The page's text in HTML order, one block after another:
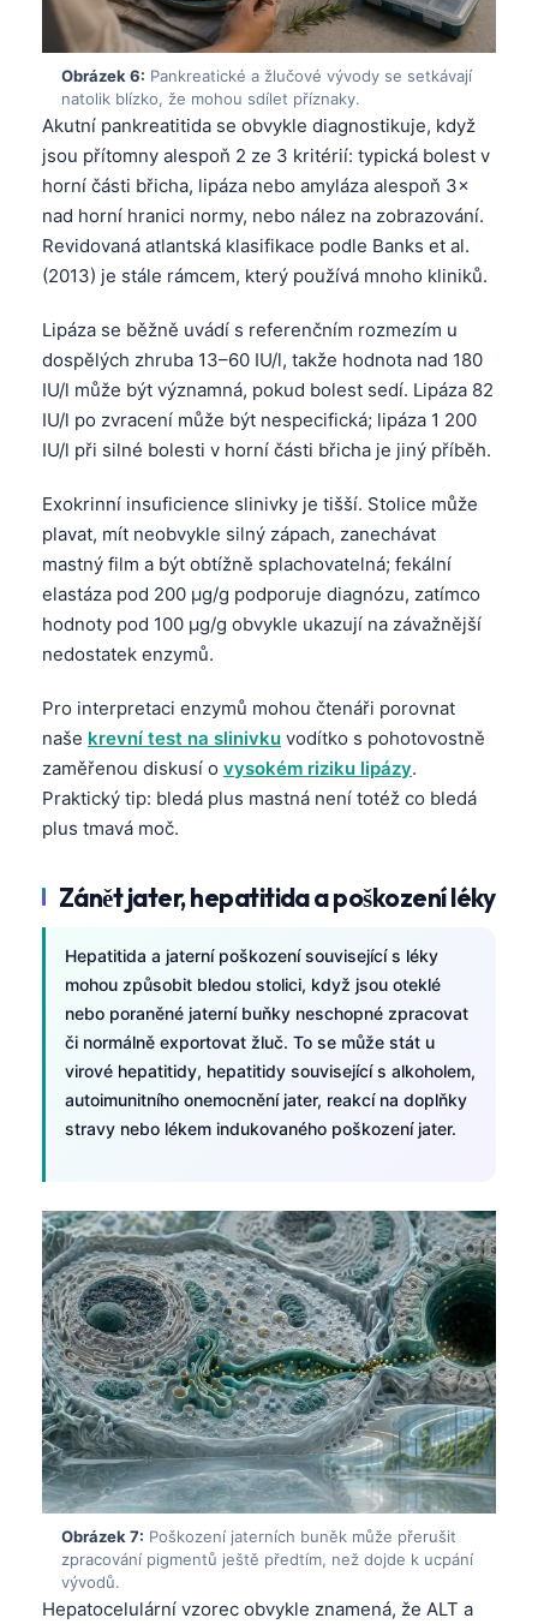
Obrázek 6: Pankreatické a žlučové vývody se setkávají
natolik blízko, že mohou sdílet příznaky.
Akutní pankreatitida se obvykle diagnostikuje, když
jsou přítomny alespoň 2 ze 3 kritérií: typická bolest v
horní části břicha, lipáza nebo amyláza alespoň 3×
nad horní hranici normy, nebo nález na zobrazování.
Revidovaná atlantská klasifikace podle Banks et al.
(2013) je stále rámcem, který používá mnoho kliniků.
Lipáza se běžně uvádí s referenčním rozmezím u
dospělých zhruba 13–60 IU/l, takže hodnota nad 180
IU/l může být významná, pokud bolest sedí. Lipáza 82
IU/l po zvracení může být nespecifická; lipáza 1 200
IU/l při silné bolesti v horní části břicha je jiný příběh.
Exokrinní insuficience slinivky je tišší. Stolice může
plavat, mít neobvykle silný zápach, zanechávat
mastný film a být obtížně splachovatelná; fekální
elastáza pod 200 µg/g podporuje diagnózu, zatímco
hodnoty pod 100 µg/g obvykle ukazují na závažnější
nedostatek enzymů.
Pro interpretaci enzymů mohou čtenáři porovnat
naše krevní test na slinivku vodítko s pohotovostně
zaměřenou diskusí o vysokém riziku lipázy.
Praktický tip: bledá plus mastná není totéž co bledá
plus tmavá moč.
Zánět jater, hepatitida a poškození léky
Hepatitida a jaterní poškození související s léky
mohou způsobit bledou stolici, když jsou oteklé
nebo poraněné jaterní buňky neschopné zpracovat
či normálně exportovat žluč. To se může stát u
virové hepatitidy, hepatitidy související s alkoholem,
autoimunitního onemocnění jater, reakcí na doplňky
stravy nebo lékem indukovaného poškození jater.
Obrázek 7: Poškození jaterních buněk může přerušit
zpracování pigmentů ještě předtím, než dojde k ucpání
vývodů.
Hepatocelulární vzorec obvykle znamená, že ALT a
한국어
Slovenščina
Magyar
Shqip
বাংলা
اردو
मराठी
తెలుగు
தமிழ்
ગુજરાતી
Bahasa Melayu
Tiếng Việt
Tagalog
ဗမာစာ
Kiswahili
Українська
O‘zbekcha
Català
Suomi
Hrvatski
Slovenčina
كوردی‎
سنڌي
অসমীয়া
Galego
Latviešu valoda
Македонски јазик
Euskara
Gàidhlig
Occitan
العربية المغربية
Afrikaans
Монгол